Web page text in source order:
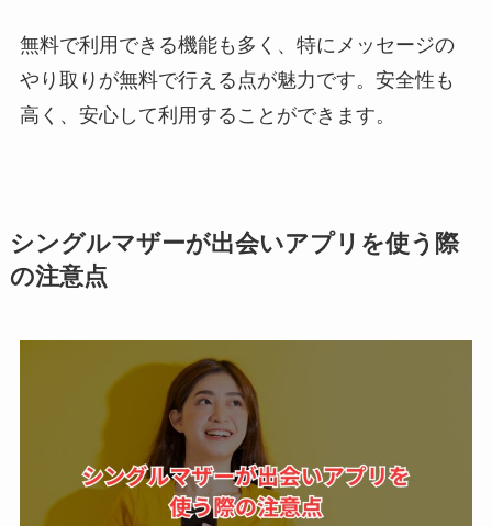
無料で利用できる機能も多く、特にメッセージの
やり取りが無料で行える点が魅力です。安全性も
高く、安心して利用することができます。
シングルマザーが出会いアプリを使う際
の注意点